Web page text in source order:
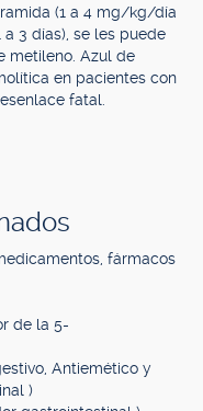
(1 a 4 mg/kg/día
3 días), se les puede
metileno. Azul de
en pacientes con
fatal.
fármacos
de la 5-
Antiemético y
)